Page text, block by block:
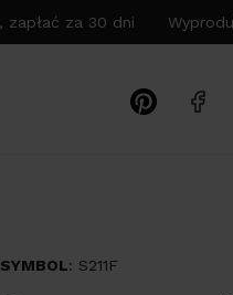
za 30 dni
SYMBOL: S211F